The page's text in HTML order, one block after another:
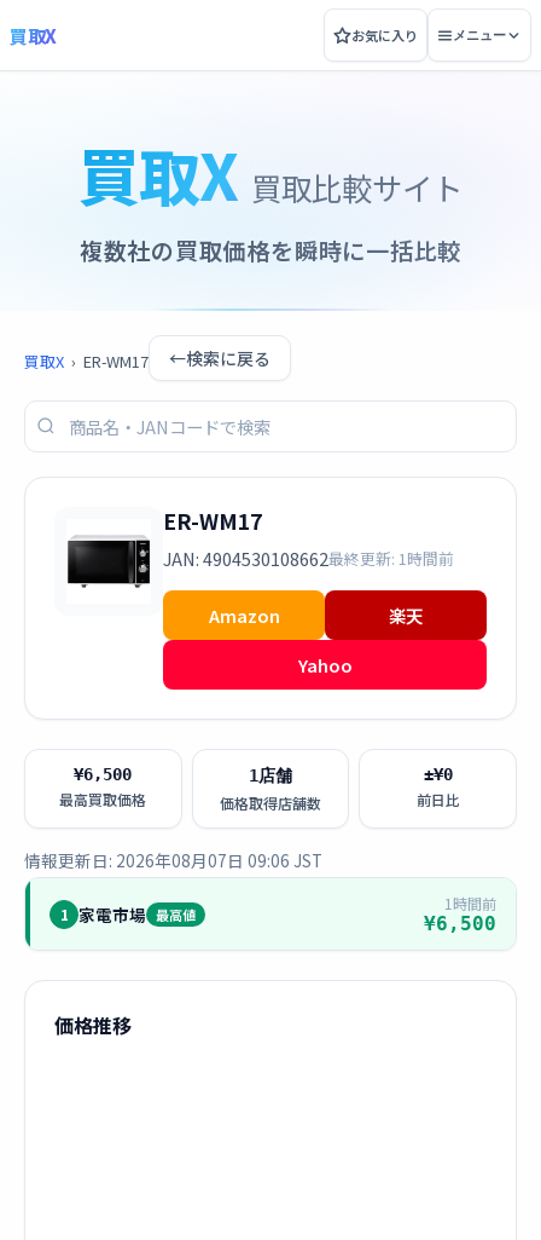
買取X お気に入り メニュー
買取X 買取比較サイト
複数社の買取価格を瞬時に一括比較
買取X › ER-WM17 ←検索に戻る
ER-WM17
JAN: 4904530108662最終更新: 1時間前
Amazon
楽天
Yahoo
¥6,500
最高買取価格
1店舗
価格取得店舗数
±¥0
前日比
情報更新日: 2026年08月07日 09:06 JST
1 家電市場 最高値
1時間前
¥6,500
価格推移